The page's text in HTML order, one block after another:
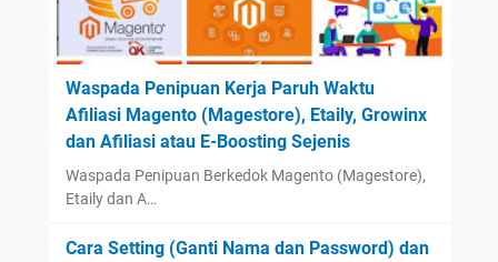
June(1)
May(1)
April
March(1)
February(1)
January (1)
August(1)
Waspada Penipuan Kerja Paruh Waktu
Afiliasi Magento (Magestore), Etaily, Growinx
dan Afiliasi atau E-Boosting Sejenis
Waspada Penipuan Berkedok Magento (Magestore),
Etaily dan A…
Cara Setting (Ganti Nama dan Password) dan